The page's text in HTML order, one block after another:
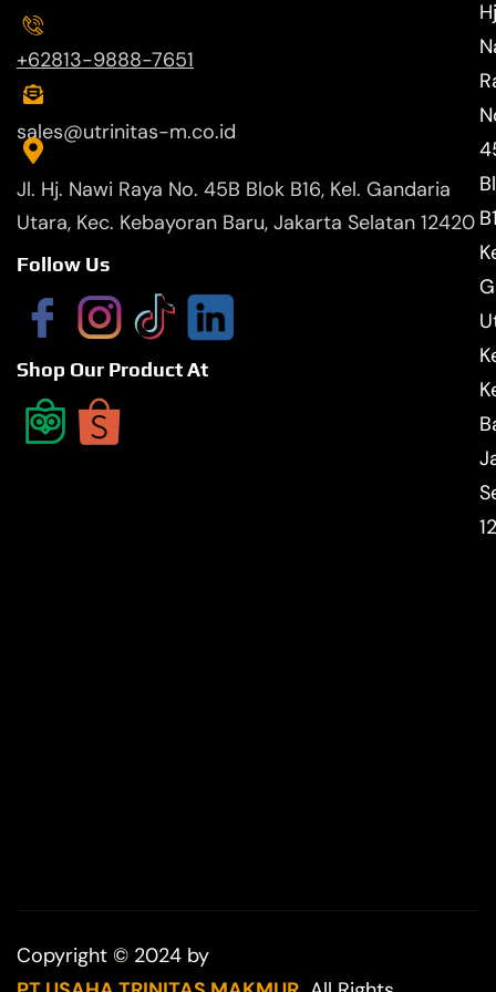
+62813-9888-7651
sales@utrinitas-m.co.id
Jl. Hj. Nawi Raya No. 45B Blok B16, Kel. Gandaria
Utara, Kec. Kebayoran Baru, Jakarta Selatan 12420
Follow Us
Shop Our Product At
Copyright © 2024 by